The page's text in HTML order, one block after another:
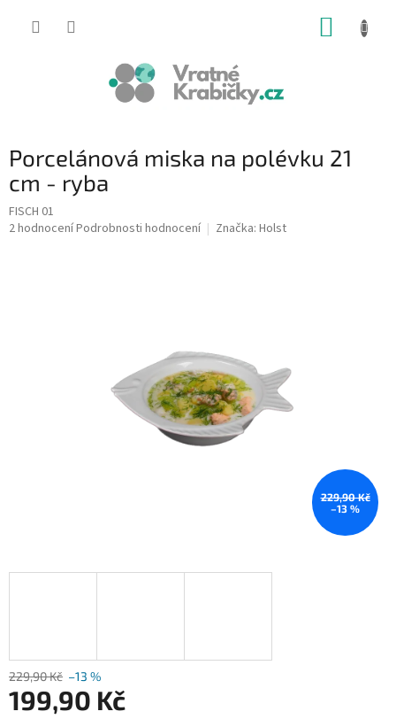
Porcelánová miska na polévku 21
cm - ryba
FISCH 01
Průměrné
2 hodnoceníPodrobnosti hodnocení Značka: Holst
229,90 Kč
–13 %
229,90 Kč –13 %
199,90 Kč